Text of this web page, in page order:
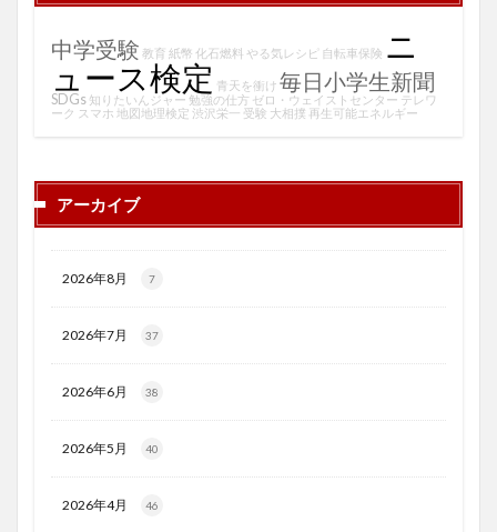
中学受験 教育 紙幣 化石燃料 やる気レシピ 自転車保険 ニ
ュース検定 青天を衝け 毎日小学生新聞
SDGs 知りたいんジャー 勉強の仕方 ゼロ・ウェイストセンター テレワ
ーク スマホ 地図地理検定 渋沢栄一 受験 大相撲 再生可能エネルギー
アーカイブ
2026年8月 7
2026年7月 37
2026年6月 38
2026年5月 40
2026年4月 46